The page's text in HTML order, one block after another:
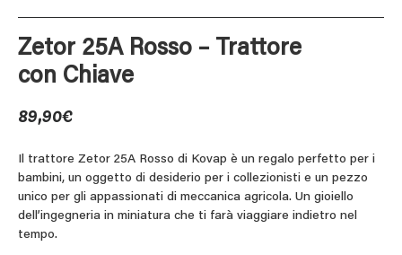
Zetor 25A Rosso – Trattore
con Chiave
89,90€
Il trattore Zetor 25A Rosso di Kovap è un regalo perfetto per i
bambini, un oggetto di desiderio per i collezionisti e un pezzo
unico per gli appassionati di meccanica agricola. Un gioiello
dell’ingegneria in miniatura che ti farà viaggiare indietro nel
tempo.